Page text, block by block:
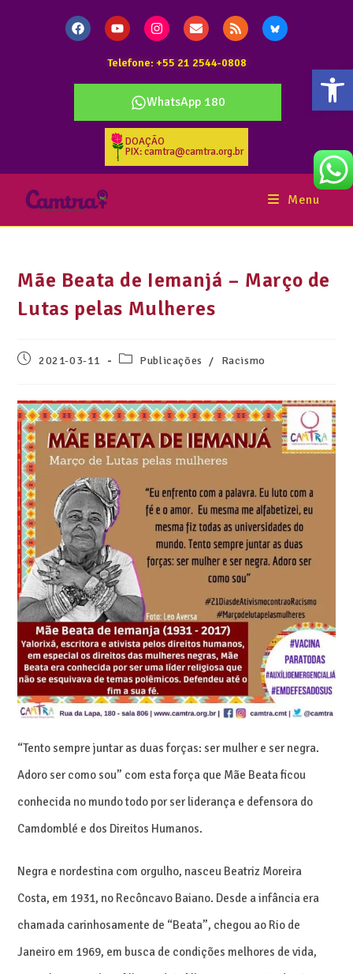
Telefone: +55 21 2544-0808
WhatsApp 180
DOAÇÃO
PIX: camtra@camtra.org.br
Menu
Mãe Beata de Iemanjá – Março de
Lutas pelas Mulheres
2021-03-11 Publicações / Racismo
“Tento sempre juntar as duas forças: ser mulher e ser negra.
Adoro ser como sou” com esta força que Mãe Beata ficou
conhecida no mundo todo por ser liderança e defensora do
Camdomblé e dos Direitos Humanos.
Negra e nordestina com orgulho, nasceu Beatriz Moreira
Costa, em 1931, no Recôncavo Baiano. Desde a infância era
chamada carinhosamente de “Beata”, chegou ao Rio de
Janeiro em 1969, em busca de condições melhores de vida,